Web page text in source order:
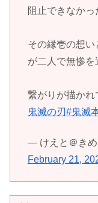
阻止できなかっ
その縁壱の想
が二人で無惨を
繋がりが描か
鬼滅の刃#鬼滅
— けえと＠き
February 21,